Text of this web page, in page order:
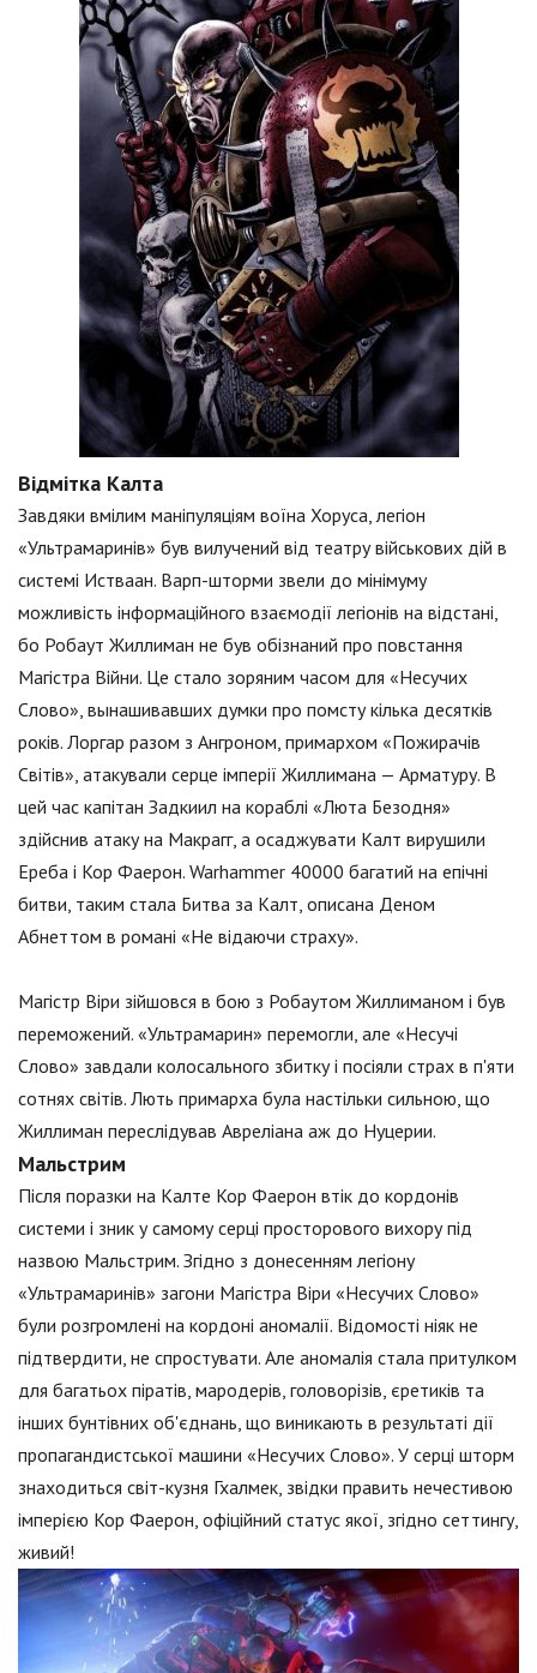
Відмітка Калта
Завдяки вмілим маніпуляціям воїна Хоруса, легіон
«Ультрамаринів» був вилучений від театру військових дій в
системі Истваан. Варп-шторми звели до мінімуму
можливість інформаційного взаємодії легіонів на відстані,
бо Робаут Жиллиман не був обізнаний про повстання
Магістра Війни. Це стало зоряним часом для «Несучих
Слово», вынашивавших думки про помсту кілька десятків
років. Лоргар разом з Ангроном, примархом «Пожирачів
Світів», атакували серце імперії Жиллимана — Арматуру. В
цей час капітан Задкиил на кораблі «Люта Безодня»
здійснив атаку на Макрагг, а осаджувати Калт вирушили
Ереба і Кор Фаерон. Warhammer 40000 багатий на епічні
битви, таким стала Битва за Калт, описана Деном
Абнеттом в романі «Не відаючи страху».
Магістр Віри зійшовся в бою з Робаутом Жиллиманом і був
переможений. «Ультрамарин» перемогли, але «Несучі
Слово» завдали колосального збитку і посіяли страх в п'яти
сотнях світів. Лють примарха була настільки сильною, що
Жиллиман переслідував Авреліана аж до Нуцерии.
Мальстрим
Після поразки на Калте Кор Фаерон втік до кордонів
системи і зник у самому серці просторового вихору під
назвою Мальстрим. Згідно з донесенням легіону
«Ультрамаринів» загони Магістра Віри «Несучих Слово»
були розгромлені на кордоні аномалії. Відомості ніяк не
підтвердити, не спростувати. Але аномалія стала притулком
для багатьох піратів, мародерів, головорізів, єретиків та
інших бунтівних об'єднань, що виникають в результаті дії
пропагандистської машини «Несучих Слово». У серці шторм
знаходиться світ-кузня Гхалмек, звідки править нечестивою
імперією Кор Фаерон, офіційний статус якої, згідно сеттингу,
живий!